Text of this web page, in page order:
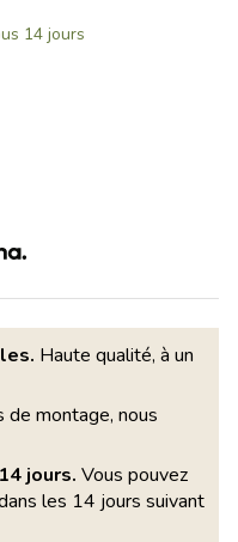
14 jours
Haute qualité, à un
de montage, nous
jours. Vous pouvez
les 14 jours suivant